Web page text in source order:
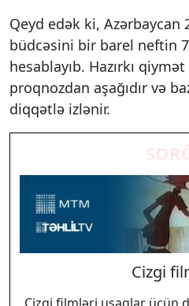
Qeyd edək ki, Azərbaycan
büdcəsini bir barel neftin
hesablayıb. Hazırkı
proqnozdan aşağıdır və
diqqətlə izlənir.
Cizgi